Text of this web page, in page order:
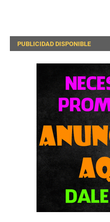
PUBLICIDAD DISPONIBLE